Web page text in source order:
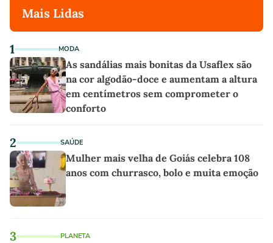
Mais Lidas
1 MODA
As sandálias mais bonitas da Usaflex são
na cor algodão-doce e aumentam a altura
em centímetros sem comprometer o
conforto
2 SAÚDE
Mulher mais velha de Goiás celebra 108
anos com churrasco, bolo e muita emoção
3 PLANETA